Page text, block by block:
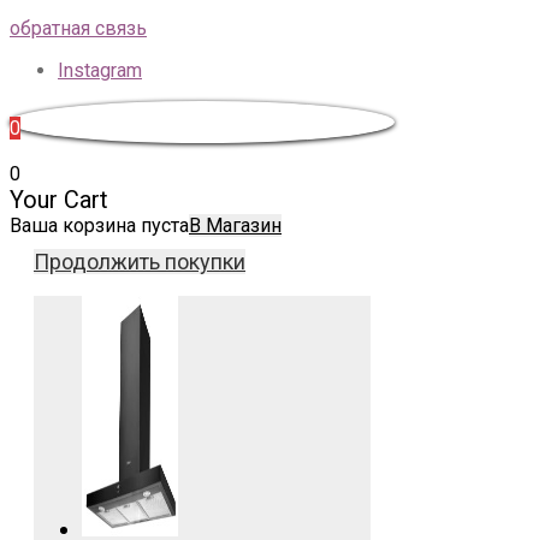
обратная связь
Instagram
0
0
Your Cart
Ваша корзина пустаВ Магазин
Продолжить покупки